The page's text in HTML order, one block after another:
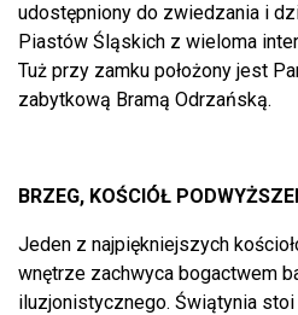
udostępniony do zwiedzania i
Piastów Śląskich z wieloma
Tuż przy zamku położony jest
zabytkową Bramą Odrzańską.
BRZEG, KOŚCIÓŁ
Jeden z najpiękniejszych
wnętrze zachwyca bogactwem
iluzjonistycznego. Świątynia